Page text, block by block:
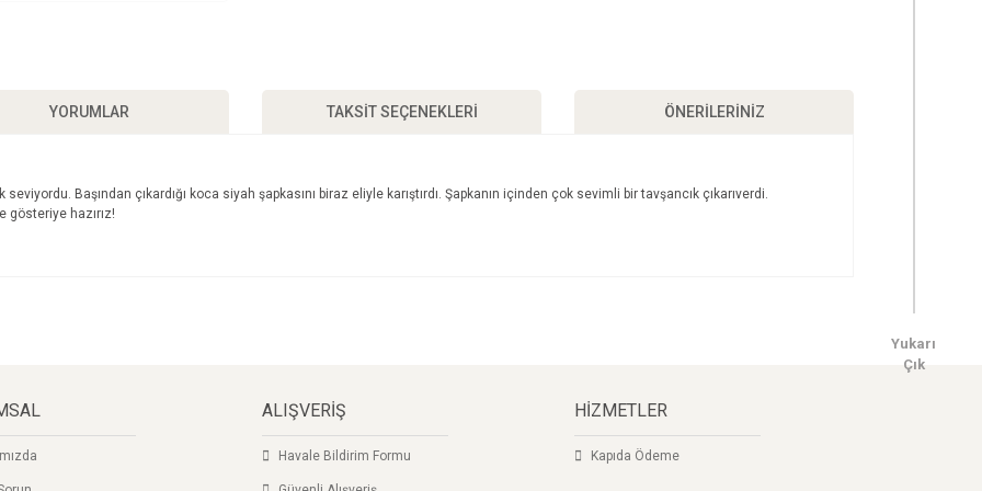
YORUMLAR TAKSIT SEÇENEKLERI ÖNERILERINIZ
Başından çıkardığı koca siyah şapkasını biraz eliyle karıştırdı. Şapkanın içinden çok sevimli bir tavşancık çıkarıverdi.
gösteriye hazırız!
ALIŞVERİŞ
Havale Bildirim Formu
HİZMETLER
Kapıda Ödeme
Yukarı
Çık